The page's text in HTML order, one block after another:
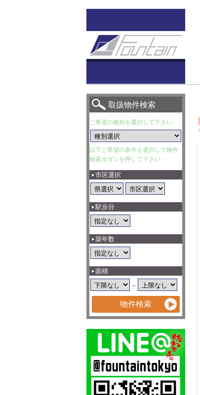
取扱物件検索
ご希望の種別を選択して下さい
以下ご希望の条件を選択して物件
検索ボタンを押して下さい
市区選択
駅歩分
築年数
面積
～